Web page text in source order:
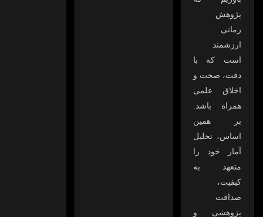
پژوهش
زمانی
ارزشمند
است که با
دقت، صحت و
اخلاق علمی
همراه باشد.
بر همین
اساس، تحلیل
آمار خود را
متعهد به
کیفیت،
صداقت
پژوهشی و